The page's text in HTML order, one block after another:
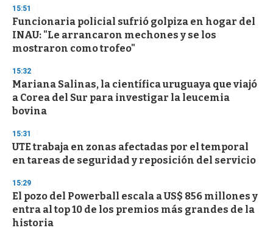
d
s
15:51
Funcionaria policial sufrió golpiza en hogar del
INAU: "Le arrancaron mechones y se los
mostraron como trofeo"
15:32
Mariana Salinas, la científica uruguaya que viajó
a Corea del Sur para investigar la leucemia
bovina
15:31
UTE trabaja en zonas afectadas por el temporal
en tareas de seguridad y reposición del servicio
15:29
El pozo del Powerball escala a US$ 856 millones y
entra al top 10 de los premios más grandes de la
historia